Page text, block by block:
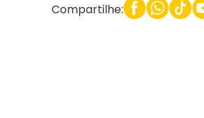
Compartilhe: